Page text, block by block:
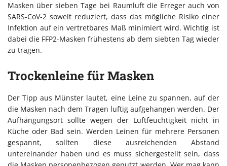
Masken über sieben Tage bei Raumluft die Erreger auch von
SARS-CoV-2 soweit reduziert, dass das mögliche Risiko einer
Infektion auf ein vertretbares Maß minimiert wird. Wichtig ist
dabei die FFP2-Masken frühestens ab dem siebten Tag wieder
zu tragen.
Trockenleine für Masken
Der Tipp aus Münster lautet, eine Leine zu spannen, auf der
die Masken nach dem Tragen luftig aufgehangen werden. Der
Aufhängungsort sollte wegen der Luftfeuchtigkeit nicht in
Küche oder Bad sein. Werden Leinen für mehrere Personen
gespannt, sollten diese ausreichenden Abstand
untereinander haben und es muss sichergestellt sein, dass